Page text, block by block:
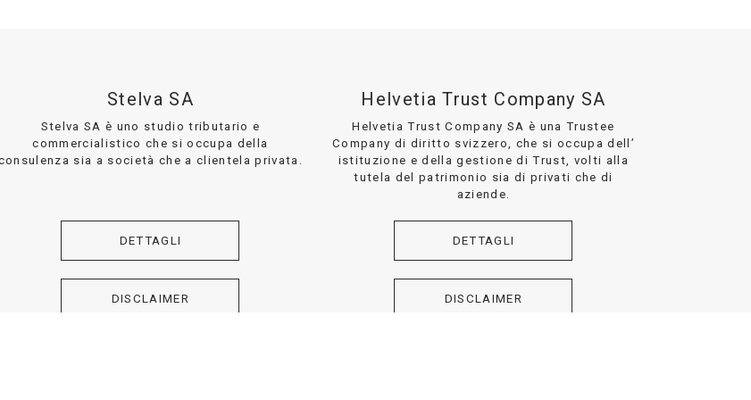
Stelva SA
Stelva SA è uno studio tributario e
commercialistico che si occupa della
sia a società che a clientela privata.
DETTAGLI
DISCLAIMER
Helvetia Trust Company SA
Helvetia Trust Company SA è una Trustee
Company di diritto svizzero, che si occupa dell’
istituzione e della gestione di Trust, volti alla
tutela del patrimonio sia di privati che di
aziende.
DETTAGLI
DISCLAIMER